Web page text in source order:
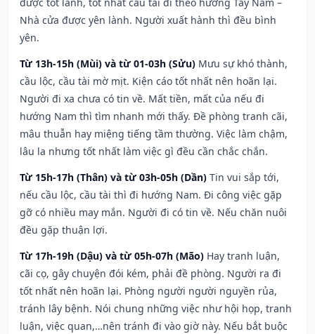
Nhà cửa được yên lành. Người xuất hành thì đều bình
yên.
Từ 13h-15h (Mùi) và từ 01-03h (Sửu) Mưu sự khó thành,
cầu lộc, cầu tài mờ mịt. Kiện cáo tốt nhất nên hoãn lại.
Người đi xa chưa có tin về. Mất tiền, mất của nếu đi
hướng Nam thì tìm nhanh mới thấy. Đề phòng tranh cãi,
mâu thuẫn hay miệng tiếng tầm thường. Việc làm chậm,
lâu la nhưng tốt nhất làm việc gì đều cần chắc chắn.
Từ 15h-17h (Thân) và từ 03h-05h (Dần) Tin vui sắp tới,
nếu cầu lộc, cầu tài thì đi hướng Nam. Đi công việc gặp
gỡ có nhiều may mắn. Người đi có tin về. Nếu chăn nuôi
đều gặp thuận lợi.
Từ 17h-19h (Dậu) và từ 05h-07h (Mão) Hay tranh luận,
cãi cọ, gây chuyện đói kém, phải đề phòng. Người ra đi
tốt nhất nên hoãn lại. Phòng người người nguyền rủa,
tránh lây bệnh. Nói chung những việc như hội họp, tranh
luận, việc quan,…nên tránh đi vào giờ này. Nếu bắt buộc